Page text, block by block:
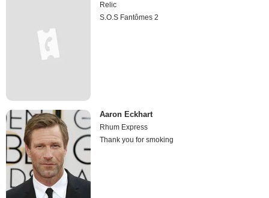
Relic
S.O.S Fantômes 2
Aaron Eckhart
Rhum Express
Thank you for smoking